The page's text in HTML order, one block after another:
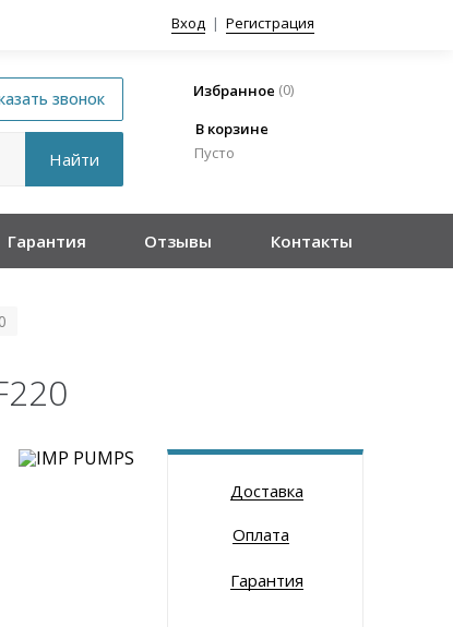
Вход | Регистрация
Избранное (0)
В корзине
Пусто
Гарантия Отзывы Контакты
Доставка
Оплата
Гарантия